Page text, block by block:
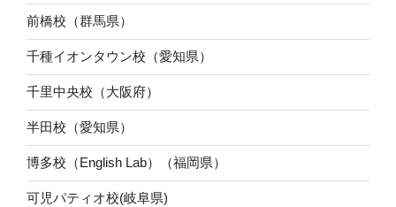
前橋校（群馬県）
千種イオンタウン校（愛知県）
千里中央校（大阪府）
半田校（愛知県）
博多校（English Lab）（福岡県）
可児パティオ校(岐阜県)